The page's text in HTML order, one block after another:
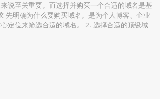
说至关重要。而选择并购买一个合适的域名是基
先明确为什么要购买域名。是为个人博客、企业
定位来筛选合适的域名。 2. 选择合适的顶级域